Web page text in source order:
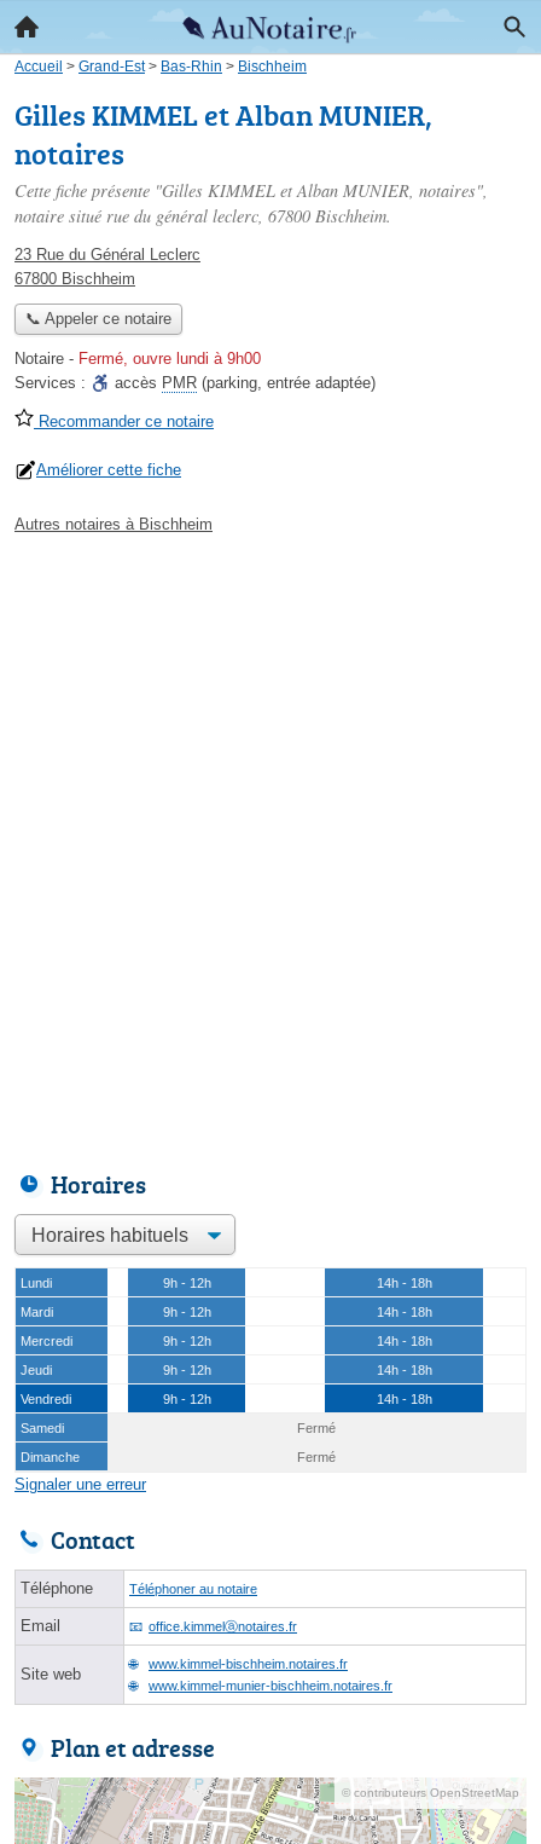
Accueil > Grand-Est> Bas-Rhin > Bischheim
Gilles KIMMEL et Alban MUNIER,
notaires
Cette fiche présente "Gilles KIMMEL et Alban MUNIER, notaires",
notaire situé rue du général leclerc, 67800 Bischheim.
23 Rue du Général Leclerc
67800 Bischheim
📞 Appeler ce notaire
Notaire - Fermé, ouvre lundi à 9h00
Services :
accès PMR (parking, entrée adaptée)
Recommander ce notaire
Améliorer cette fiche
Autres notaires à Bischheim
Horaires
Lundi 9h - 12h
14h - 18h
Mardi
9h - 12h
14h - 18h
Mercredi
9h - 12h
14h - 18h
Jeudi
9h - 12h
14h - 18h
Vendredi
9h - 12h
14h - 18h
Samedi
Fermé
Dimanche
Fermé
Signaler une erreur
Contact
Téléphone Téléphoner au notaire
Email office.kimmelⓐnotaires.fr
Site web
www.kimmel-bischheim.notaires.fr
www.kimmel-munier-bischheim.notaires.fr
Plan et adresse
© contributeurs OpenStreetMap